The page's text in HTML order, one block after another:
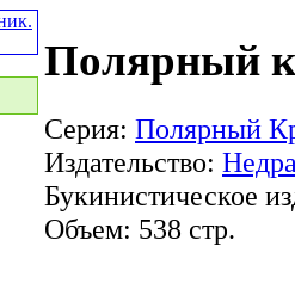
Полярный
Серия: Полярный
Издательство:
Букинистическое
Объем: 538 стр.